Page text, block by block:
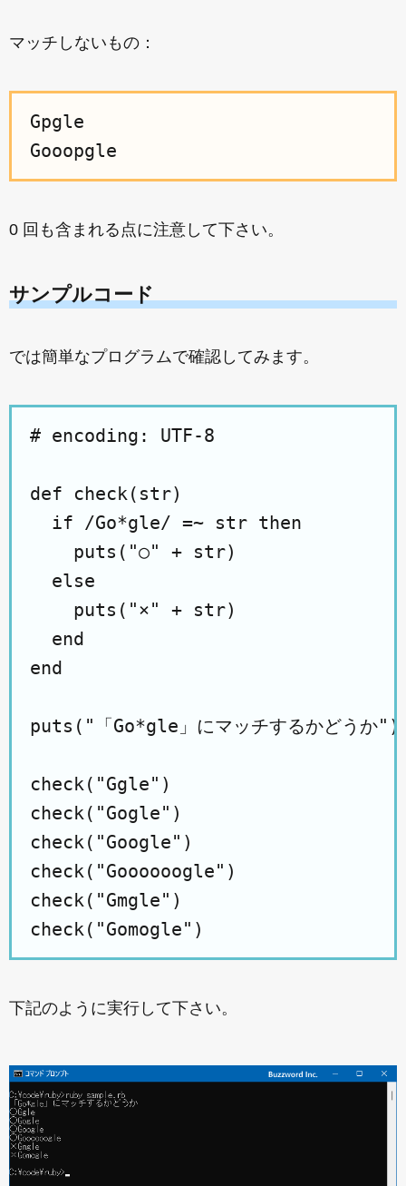
マッチしないもの：
Gpgle
0 回も含まれる点に注意して下さい。
サンプルコード
では簡単なプログラムで確認してみます。
# encoding: UTF-8
def check(str)
  if /Go*gle/ =~ str then
    puts("○" + str)
  else
    puts("×" + str)
  end
end
puts("「Go*gle」にマッチするかどうか")
check("Ggle")
check("Gogle")
check("Google")
check("Goooooogle")
check("Gmgle")
下記のように実行して下さい。